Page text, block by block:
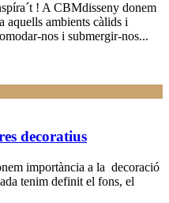
! A CBMdisseny donem
aquells ambients càlids i
nos i submergir-nos...
decoratius
importància a la decoració
tenim definit el fons, el